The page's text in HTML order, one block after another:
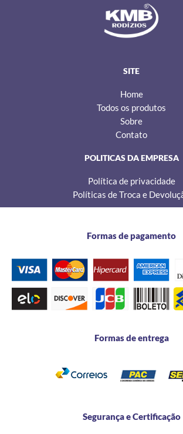
g
e
b
o
o
SITE
Home
Todos os produtos
Sobre
Contato
POLITICAS DA EMPRESA
Política de privacidade
Políticas de Troca e
Formas de pagamento
Formas de entrega
Segurança e Certificação